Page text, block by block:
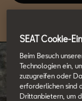
SEAT Cookie-
Beim Besuch
Technologien ein,
zuzugreifen oder
erforderlichen sind
Drittanbietern, um